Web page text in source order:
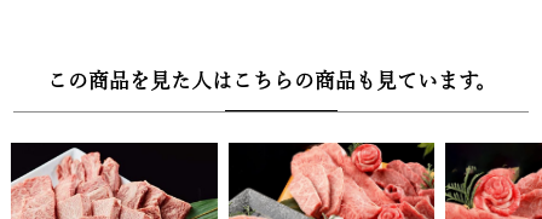
QRコード読み取り後、2週間～1ヶ月程度でお品物が到着します。
【有効期限】
カタログギフトの有効期限は3ヶ月で申込忘れ防止のために余裕を
もった期日設定。もちろん金額の分かるものは一切同梱しませんの
この商品を見た人はこちらの商品も見ています。